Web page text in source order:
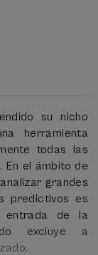
su nicho
herramienta
todas las
el ámbito de
grandes
predictivos es
entrada de la
excluye a